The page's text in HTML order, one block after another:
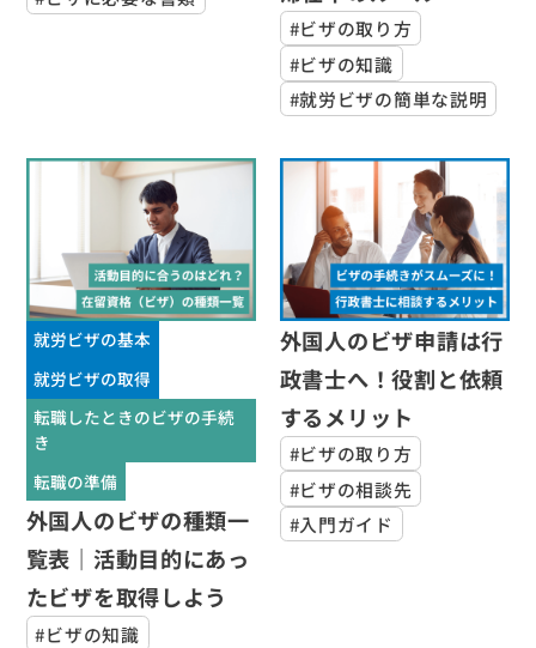
#ビザの取り方
#ビザの知識
#就労ビザの簡単な説明
就労ビザの基本
就労ビザの取得
転職したときのビザの手続
き
転職の準備
外国人のビザの種類一
覧表｜活動目的にあっ
たビザを取得しよう
#ビザの知識
外国人のビザ申請は行
政書士へ！役割と依頼
するメリット
#ビザの取り方
#ビザの相談先
#入門ガイド